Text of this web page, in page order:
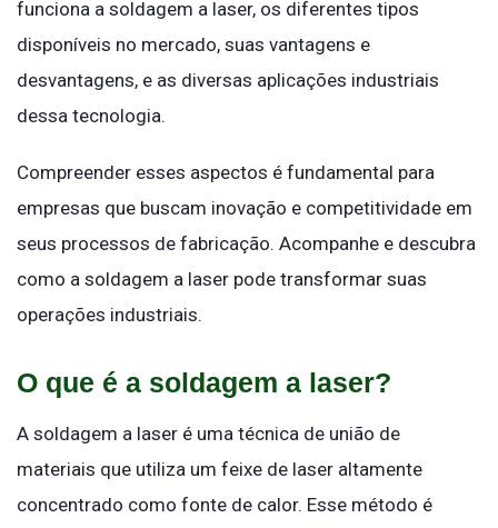
funciona a soldagem a laser, os diferentes tipos
disponíveis no mercado, suas vantagens e
desvantagens, e as diversas aplicações industriais
dessa tecnologia.
Compreender esses aspectos é fundamental para
empresas que buscam inovação e competitividade em
seus processos de fabricação. Acompanhe e descubra
como a soldagem a laser pode transformar suas
operações industriais.
O que é a soldagem a laser?
A soldagem a laser é uma técnica de união de
materiais que utiliza um feixe de laser altamente
concentrado como fonte de calor. Esse método é